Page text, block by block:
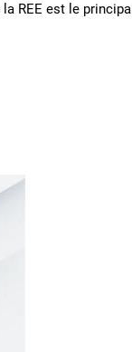
REE est le principal